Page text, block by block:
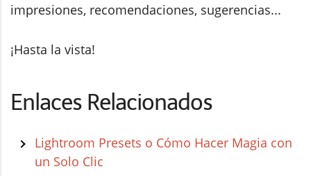
impresiones, recomendaciones, sugerencias...
¡Hasta la vista!
Enlaces Relacionados
Lightroom Presets o Cómo Hacer Magia con
un Solo Clic